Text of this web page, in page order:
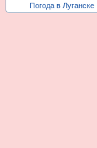
Погода в Луганске